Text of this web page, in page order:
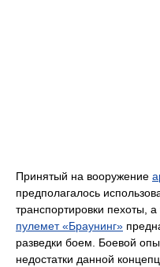
Принятый на вооружение
предполагалось
транспортировки пехоты,
пулемет «Браунинг»
разведки боем. Боевой
недостатки данной